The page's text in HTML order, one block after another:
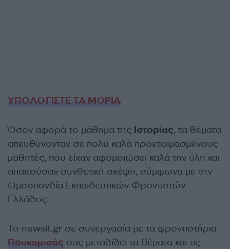
ΥΠΟΛΟΓΙΣΤΕ ΤΑ ΜΟΡΙΑ
Όσον αφορά το μάθημα της Ιστορίας, τα θέματα
απευθύνονταν σε πολύ καλά προετοιμασμένους
μαθητές, που είχαν αφομοιώσει καλά την ύλη και
απαιτούσαν συνθετική σκέψη, σύμφωνα με την
Ομοσπονδία Εκπαιδευτικών Φροντιστών
Ελλάδος.
Το newsit.gr σε συνεργασία με τα φροντιστήρια
Πουκαμισάς σας μεταδίδει τα θέματα και τις